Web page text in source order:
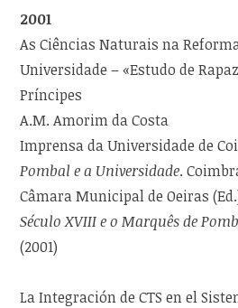
2001
As Ciências Naturais na
Universidade – «Estudo de
Príncipes
A.M. Amorim da Costa
Imprensa da Universidade de
Pombal e a Universidade.
Câmara Municipal de Oeiras
Século XVIII e o Marquês de
(2001)
La Integración de CTS en el